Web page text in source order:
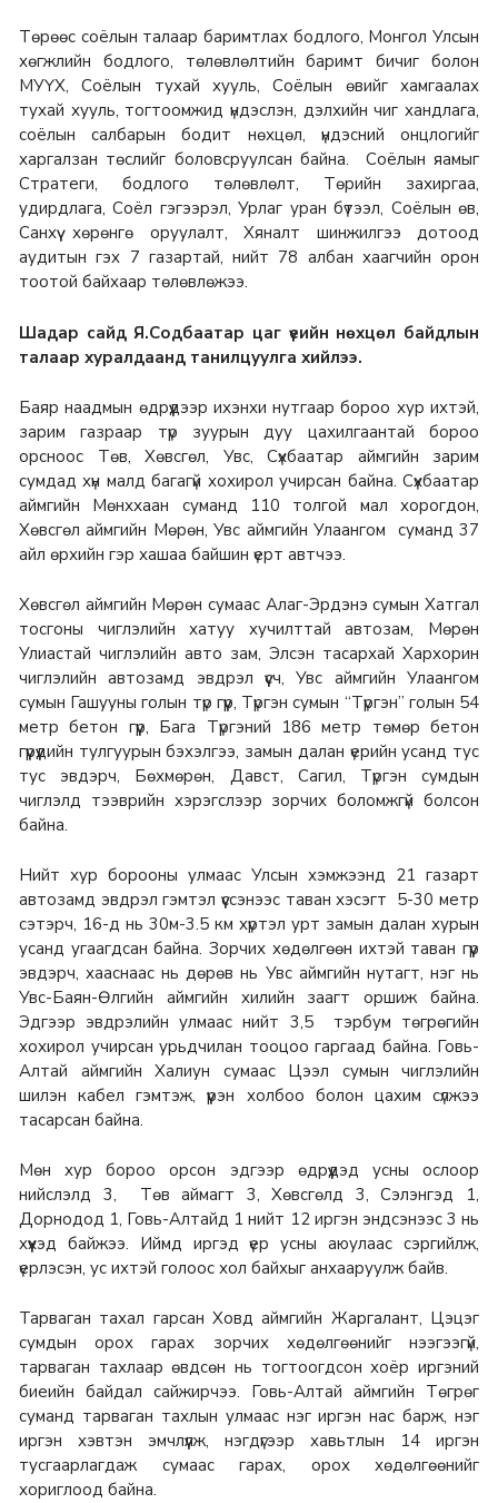
Төрөөс соёлын талаар баримтлах бодлого, Монгол Улсын
хөгжлийн бодлого, төлөвлөлтийн баримт бичиг болон
МУҮХ, Соёлын тухай хууль, Соёлын өвийг хамгаалах
тухай хууль, тогтоомжид үндэслэн, дэлхийн чиг хандлага,
соёлын салбарын бодит нөхцөл, үндэсний онцлогийг
харгалзан төслийг боловсруулсан байна. Соёлын яамыг
Стратеги, бодлого төлөвлөлт, Төрийн захиргаа,
удирдлага, Соёл гэгээрэл, Урлаг уран бүтээл, Соёлын өв,
Санхүү хөрөнгө оруулалт, Хяналт шинжилгээ дотоод
аудитын гэх 7 газартай, нийт 78 албан хаагчийн орон
тоотой байхаар төлөвлөжээ.
Шадар сайд Я.Содбаатар цаг үеийн нөхцөл байдлын
талаар хуралдаанд танилцуулга хийлээ.
Баяр наадмын өдрүүдээр ихэнхи нутгаар бороо хур ихтэй,
зарим газраар түр зуурын дуу цахилгаантай бороо
орсноос Төв, Хөвсгөл, Увс, Сүхбаатар аймгийн зарим
сумдад хүн малд багагүй хохирол учирсан байна. Сүхбаатар
аймгийн Мөнххаан суманд 110 толгой мал хорогдон,
Хөвсгөл аймгийн Мөрөн, Увс аймгийн Улаангом суманд 37
айл өрхийн гэр хашаа байшин үерт автчээ.
Хөвсгөл аймгийн Мөрөн сумаас Алаг-Эрдэнэ сумын Хатгал
тосгоны чиглэлийн хатуу хучилттай автозам, Мөрөн
Улиастай чиглэлийн авто зам, Элсэн тасархай Хархорин
чиглэлийн автозамд эвдрэл үүсч, Увс аймгийн Улаангом
сумын Гашууны голын түр гүүр, Түргэн сумын “Түргэн” голын 54
метр бетон гүүр, Бага Түргэний 186 метр төмөр бетон
гүүрүүдийн тулгуурын бэхэлгээ, замын далан үерийн усанд тус
тус эвдэрч, Бөхмөрөн, Давст, Сагил, Түргэн сумдын
чиглэлд тээврийн хэрэгслээр зорчих боломжгүй болсон
байна.
Нийт хур борооны улмаас Улсын хэмжээнд 21 газарт
автозамд эвдрэл гэмтэл үүссэнээс таван хэсэгт 5-30 метр
сэтэрч, 16-д нь 30м-3.5 км хүртэл урт замын далан хурын
усанд угаагдсан байна. Зорчих хөдөлгөөн ихтэй таван гүүр
эвдэрч, хааснаас нь дөрөв нь Увс аймгийн нутагт, нэг нь
Увс-Баян-Өлгийн аймгийн хилийн заагт оршиж байна.
Эдгээр эвдрэлийн улмаас нийт 3,5 тэрбум төгрөгийн
хохирол учирсан урьдчилан тооцоо гаргаад байна. Говь-
Алтай аймгийн Халиун сумаас Цээл сумын чиглэлийн
шилэн кабел гэмтэж, үүрэн холбоо болон цахим сүлжээ
тасарсан байна.
Мөн хур бороо орсон эдгээр өдрүүдэд усны ослоор
нийслэлд 3, Төв аймагт 3, Хөвсгөлд 3, Сэлэнгэд 1,
Дорнодод 1, Говь-Алтайд 1 нийт 12 иргэн эндсэнээс 3 нь
хүүхэд байжээ. Иймд иргэд үер усны аюулаас сэргийлж,
үерлэсэн, ус ихтэй голоос хол байхыг анхааруулж байв.
Тарваган тахал гарсан Ховд аймгийн Жаргалант, Цэцэг
сумдын орох гарах зорчих хөдөлгөөнийг нээгээгүй,
тарваган тахлаар өвдсөн нь тогтоогдсон хоёр иргэний
биеийн байдал сайжирчээ. Говь-Алтай аймгийн Төгрөг
суманд тарваган тахлын улмаас нэг иргэн нас барж, нэг
иргэн хэвтэн эмчлүүлж, нэгдүгээр хавьтлын 14 иргэн
тусгаарлагдаж сумаас гарах, орох хөдөлгөөнийг
хориглоод байна.